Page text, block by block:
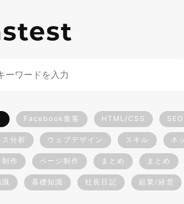
Facebook集客 HTML/CSS SEO
ス分析 ウェブデザイン スキル ネ
制作 ページ制作 まとめ まとめ
基礎知識 社長日記 起業/経営